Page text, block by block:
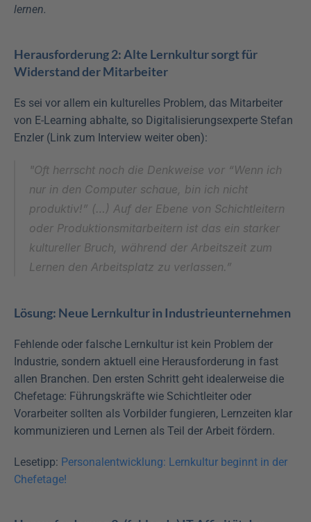
lernen.
Herausforderung 2: Alte Lernkultur sorgt für
Widerstand der Mitarbeiter
Es sei vor allem ein kulturelles Problem, das Mitarbeiter
von E-Learning abhalte, so Digitalisierungsexperte Stefan
Enzler (Link zum Interview weiter oben):
"Oft herrscht noch die Denkweise vor “Wenn ich
nur in den Computer schaue, bin ich nicht
produktiv!” (…) Auf der Ebene von Schichtleitern
oder Produktionsmitarbeitern ist das ein starker
kultureller Bruch, während der Arbeitszeit zum
Lernen den Arbeitsplatz zu verlassen.”
Lösung: Neue Lernkultur in Industrieunternehmen
Fehlende oder falsche Lernkultur ist kein Problem der
Industrie, sondern aktuell eine Herausforderung in fast
allen Branchen. Den ersten Schritt geht idealerweise die
Chefetage: Führungskräfte wie Schichtleiter oder
Vorarbeiter sollten als Vorbilder fungieren, Lernzeiten klar
kommunizieren und Lernen als Teil der Arbeit fördern.
Lesetipp: Personalentwicklung: Lernkultur beginnt in der
Chefetage!